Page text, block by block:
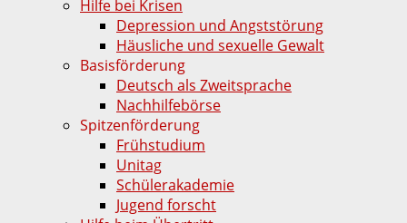
Hilfe bei Krisen
Depression und Angststörung
Häusliche und sexuelle Gewalt
Basisförderung
Deutsch als Zweitsprache
Nachhilfebörse
Spitzenförderung
Frühstudium
Unitag
Schülerakademie
Jugend forscht